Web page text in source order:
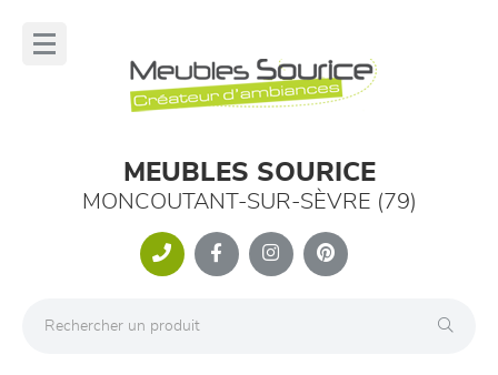
MEUBLES SOURICE
MONCOUTANT-SUR-SÈVRE (79)